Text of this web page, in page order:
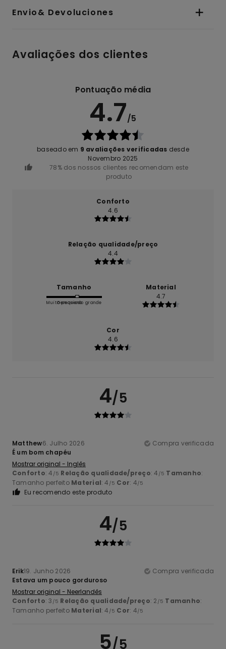
Envio& Devoluciones
Avaliações dos clientes
Pontuação média
4.7/5
baseado em 9 avaliações verificadas desde
Novembro 2025
78% dos nossos clientes recomendam este
produto
Conforto
4.6
Relação qualidade/preço
4.4
Tamanho
Muito pequeno
Demasiado grande
Material
4.7
Cor
4.6
4/5
Matthew6. Julho 2026
Compra verificada
É um bom chapéu
Mostrar original - Inglês
Conforto: 4 /5 Relação qualidade/preço: 4 /5 Tamanho:
Tamanho perfeito Material: 4 /5 Cor: 4/5
Eu recomendo este produto
4/5
Erik19. Junho 2026
Compra verificada
Estava um pouco gorduroso
Mostrar original - Neerlandês
Conforto: 3 /5 Relação qualidade/preço: 2 /5 Tamanho:
Tamanho perfeito Material: 4 /5 Cor: 4/5
5/5